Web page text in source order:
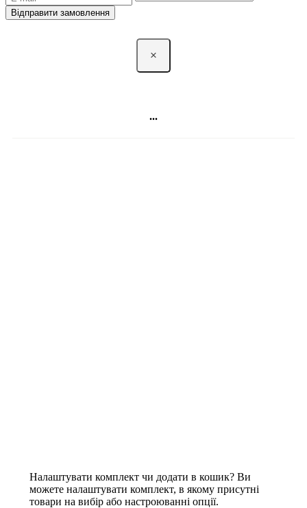
Відправити замовлення
×
...
Налаштувати комплект чи додати в кошик? Ви
можете налаштувати комплект, в якому присутні
товари на вибір або настроюванні опції.